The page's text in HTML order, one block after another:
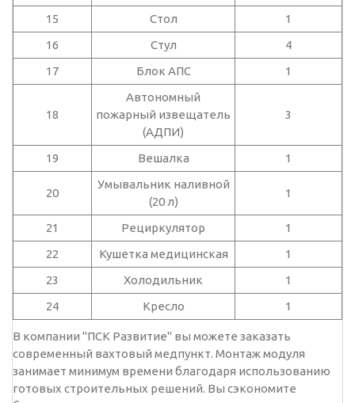
15
Стол
1
16
Стул
4
17
Блок АПС 1
18
Автономный
пожарный извещатель
(АДПИ)
3
19 Вешалка 1
20
Умывальник наливной
(20 л)
1
21 Рециркулятор
1
22
Кушетка медицинская
1
23
Холодильник
1
24
Кресло 1
В компании "ПСК Развитие" вы можете заказать
современный вахтовый медпункт. Монтаж модуля
занимает минимум времени благодаря использованию
готовых строительных решений. Вы сэкономите